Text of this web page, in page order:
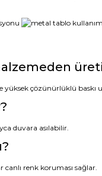
yüksek çözünürlüklü baskı
duvara asılabilir.
canlı renk koruması sağlar.